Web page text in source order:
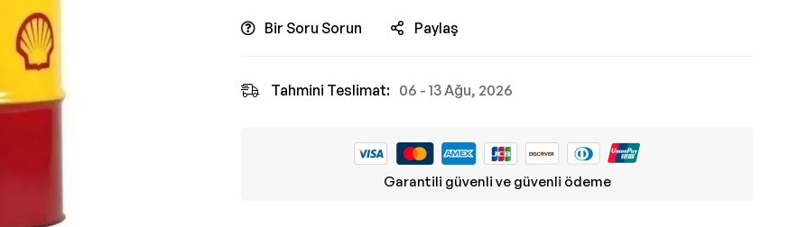
Bir Soru Sorun Paylaş
Tahmini Teslimat: 06 - 13 Ağu, 2026
Garantili güvenli ve güvenli ödeme